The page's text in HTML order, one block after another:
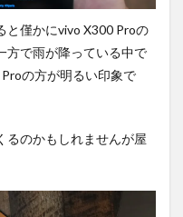
と僅かにvivo X300 Proの
方で雨が降っている中で
の方が明るい印象で
るのかもしれませんが屋